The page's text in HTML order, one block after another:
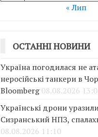
« Лип
ОСТАННІ НОВИНИ
Україна погодилася не
неросійські танкери в
Bloomberg 08.08.2026
Українські дрони
Сизранський НПЗ,
08.08.2026 11:10